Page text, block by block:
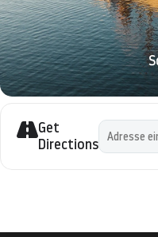
– Die Anti-Piraterie-
– Diskussion –
Gegen 12:30 Uhr: Get
13:15 Uhr: Jörg
Bramstedt, Piraterie-
auf See, Bedrohung
Get
Directions
Address -